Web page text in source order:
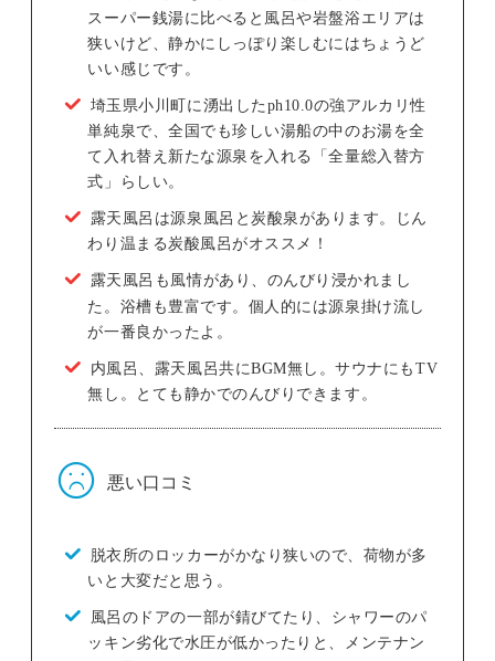
スーパー銭湯に比べると風呂や岩盤浴エリアは
狭いけど、静かにしっぽり楽しむにはちょうど
いい感じです。
埼玉県小川町に湧出したph10.0の強アルカリ性
単純泉で、全国でも珍しい湯船の中のお湯を全
て入れ替え新たな源泉を入れる「全量総入替方
式」らしい。
露天風呂は源泉風呂と炭酸泉があります。じん
わり温まる炭酸風呂がオススメ！
露天風呂も風情があり、のんびり浸かれまし
た。浴槽も豊富です。個人的には源泉掛け流し
が一番良かったよ。
内風呂、露天風呂共にBGM無し。サウナにもTV
無し。とても静かでのんびりできます。
悪い口コミ
脱衣所のロッカーがかなり狭いので、荷物が多
いと大変だと思う。
風呂のドアの一部が錆びてたり、シャワーのパ
ッキン劣化で水圧が低かったりと、メンテナン